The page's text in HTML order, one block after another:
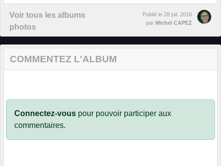
Voir tous les albums
photos
Publié le 28 juil. 2016
par Michel CAPEZ
COMMENTEZ L'ALBUM
Connectez-vous pour pouvoir participer aux
commentaires.